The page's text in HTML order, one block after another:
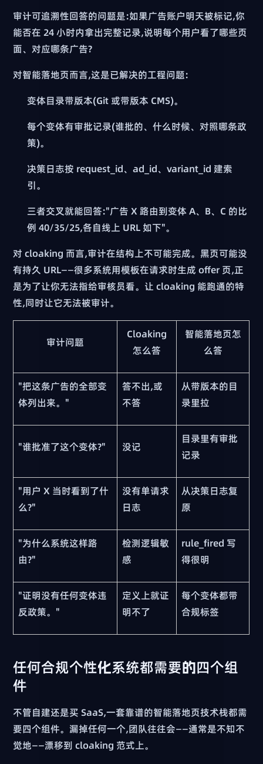
审计可追溯性回答的问题是:如果广告账户明天被标记,你
能否在 24 小时内拿出完整记录,说明每个用户看了哪些页
面、对应哪条广告?
对智能落地页而言,这是已解决的工程问题:
变体目录带版本(Git 或带版本 CMS)。
每个变体有审批记录(谁批的、什么时候、对照哪条政
策)。
决策日志按 request_id、ad_id、variant_id 建索
引。
三者交叉就能回答:"广告 X 路由到变体 A、B、C 的比
例 40/35/25,各自线上 URL 如下"。
对 cloaking 而言,审计在结构上不可能完成。黑页可能没
有持久 URL——很多系统用模板在请求时生成 offer 页,正
是为了让你无法指给审核员看。让 cloaking 能跑通的特
性,同时让它无法被审计。
审计问题
Cloaking
怎么答
智能落地页怎
么答
"把这条广告的全部变
体列出来。"
答不出,或
不答
从带版本的目
录里拉
"谁批准了这个变体?" 没记
目录里有审批
记录
"用户 X 当时看到了什
么?"
没有单请求
日志
从决策日志复
原
"为什么系统这样路
由?"
检测逻辑敏
感
rule_fired 写
得很明
"证明没有任何变体违
反政策。"
定义上就证
明不了
每个变体都带
合规标签
任何合规个性化系统都需要的四个组
件
不管自建还是买 SaaS,一套靠谱的智能落地页技术栈都需
要四个组件。漏掉任何一个,团队往往会——通常是不知不
觉地——漂移到 cloaking 范式上。